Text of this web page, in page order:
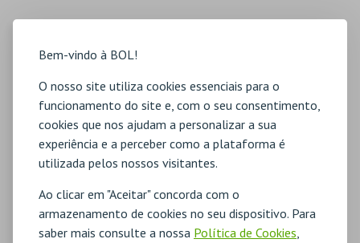
Bem-vindo à BOL!
O nosso site utiliza cookies essenciais para o
funcionamento do site e, com o seu consentimento,
cookies que nos ajudam a personalizar a sua
experiência e a perceber como a plataforma é
utilizada pelos nossos visitantes.
Ao clicar em "Aceitar" concorda com o
armazenamento de cookies no seu dispositivo. Para
saber mais consulte a nossa Política de Cookies,